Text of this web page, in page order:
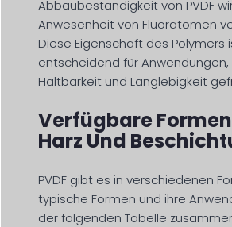
Abbaubeständigkeit von PVDF
Anwesenheit von Fluoratomen
Diese Eigenschaft des Polymers
entscheidend für
Haltbarkeit und Langlebigkeit
Verfügbare
Harz Und
PVDF gibt es in verschiedenen
typische Formen und ihre
der folgenden Tabelle